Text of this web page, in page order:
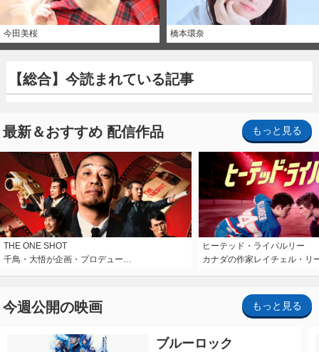
今田美桜 橋本環奈
【総合】今読まれている記事
最新＆おすすめ 配信作品 もっと見る
THE ONE SHOT
千鳥・大悟が企画・プロデュー…
ヒーテッド・ライバルリー
カナダの作家レイチェル・リ
今週公開の映画 もっと見る
ブルーロック